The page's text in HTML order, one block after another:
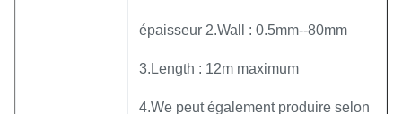
épaisseur 2.Wall : 0.5mm--80mm
3.Length : 12m maximum
4.We peut également produire selon